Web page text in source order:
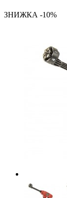
ЗНИЖКА -10%